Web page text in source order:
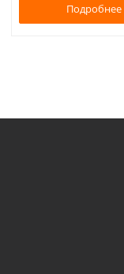
Подробнее